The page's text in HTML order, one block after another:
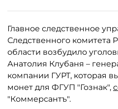
Главное следственное
Следственного комитета
области возбудило
Анатолия Клубаня –
компании ГУРТ, которая
монет для ФГУП "Гознак",
"Коммерсантъ".